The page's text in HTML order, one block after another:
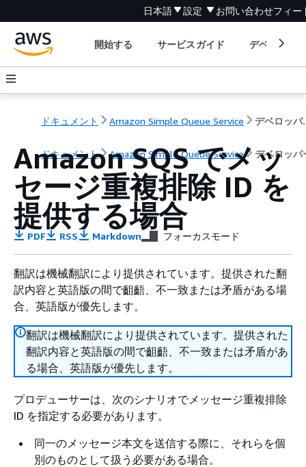
日本語 設定 お問い合わせフィー
開始する サービスガイド デベロッパ
ドキュメント Amazon Simple Queue Service デ
ドキュメント Amazon Simple Queue Service デベロッパ
Amazon SQS でメッ
セージ重複排除 ID を
提供する場合
PDF RSS Markdown フォーカスモード
翻訳は機械翻訳により提供されています。提供された翻
訳内容と英語版の間で齟齬、不一致または矛盾がある場
合、英語版が優先します。
翻訳は機械翻訳により提供されています。提供された
翻訳内容と英語版の間で齟齬、不一致または矛盾があ
る場合、英語版が優先します。
プロデューサーは、次のシナリオでメッセージ重複排除
ID を指定する必要があります。
同一のメッセージ本文を送信する際に、それらを個
別のものとして扱う必要がある場合。